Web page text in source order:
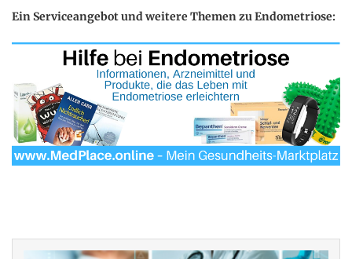
Ein Serviceangebot und weitere Themen zu Endometriose: